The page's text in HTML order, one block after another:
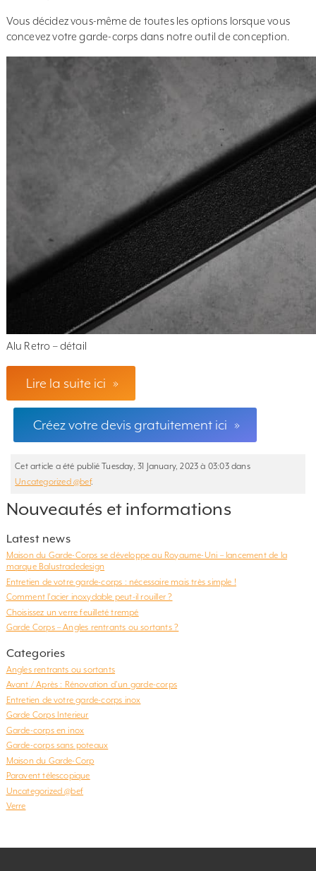
Vous décidez vous-même de toutes les options lorsque vous
concevez votre garde-corps dans notre outil de conception.
Alu Retro – détail
Lire la suite ici »
Créez votre devis gratuitement ici »
Cet article a été publié Tuesday, 31 January, 2023 à 03:03 dans
Uncategorized @bef.
Nouveautés et informations
Latest news
Maison du Garde-Corps se développe au Royaume-Uni – lancement de la
marque Balustradedesign
Entretien de votre garde-corps : nécessaire mais très simple !
Comment l’acier inoxydable peut-il rouiller ?
Choisissez un verre feuilleté trempé
Garde Corps – Angles rentrants ou sortants ?
Categories
Angles rentrants ou sortants
Avant / Après : Rénovation d'un garde-corps
Entretien de votre garde-corps inox
Garde Corps Interieur
Garde-corps en inox
Garde-corps sans poteaux
Maison du Garde-Corp
Paravent télescopique
Uncategorized @bef
Verre